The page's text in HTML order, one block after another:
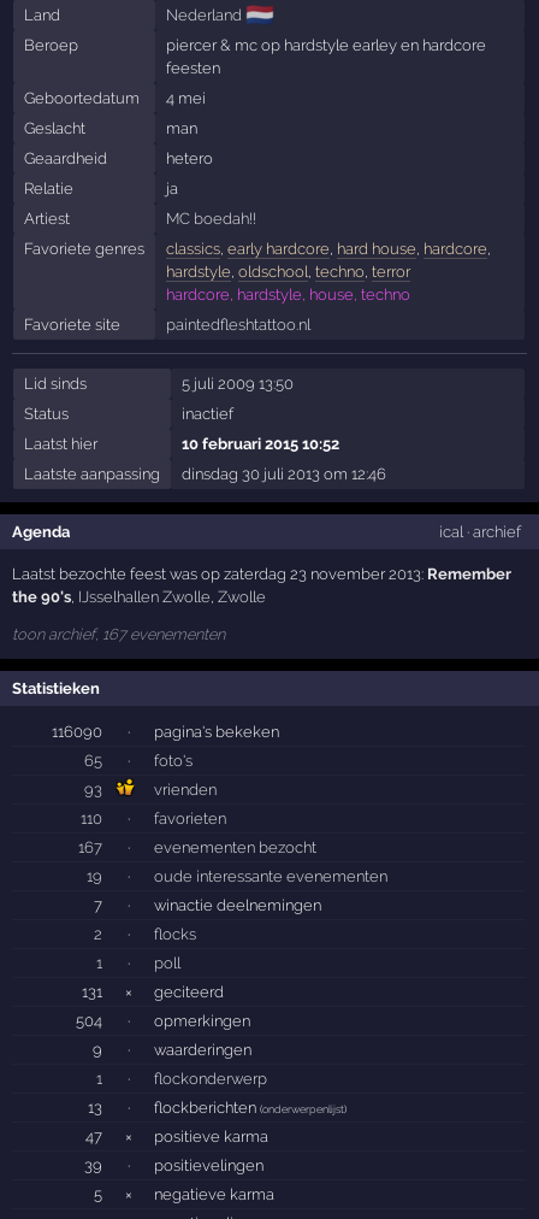
Land
Nederland 🇳🇱
Beroep
piercer & mc op hardstyle earley en hardcore
feesten
Geboortedatum
4 mei
Geslacht
man
Geaardheid
hetero
Relatie
ja
Artiest
MC boedah!!
Favoriete genres
classics, early hardcore, hard house, hardcore,
hardstyle, oldschool, techno, terror
hardcore, hardstyle, house, techno
Favoriete site
paintedfleshtattoo.nl
Lid sinds
5 juli 2009 13:50
Status
inactief
Laatst hier
10 februari 2015 10:52
Laatste aanpassing
dinsdag 30 juli 2013 om 12:46
Agenda ical· archief
Laatst bezochte feest was op zaterdag 23 november 2013: Remember
the 90's IJsselhallen Zwolle ,Zwolle
toon archief, 167 evenementen
Statistieken
116090 ·
pagina's bekeken
65
·
foto's
93
vrienden
110
·
favorieten
167
·
evenementen bezocht
19
·
oude interessante evenementen
7
·
winactie deelnemingen
2
·
flocks
1
·
poll
131
×
geciteerd
504
·
opmerkingen
9
·
waarderingen
1
·
flockonderwerp
13
· flockberichten(onderwerpenlijst)
47 ×
positieve karma
39
·
positievelingen
5
×
negatieve karma